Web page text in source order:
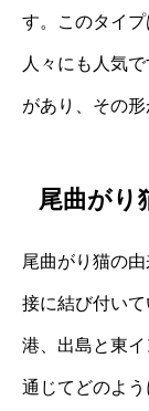
す。このタイ
人々にも人気
があり、その形
尾曲がり
尾曲がり猫の
接に結び付い
港、出島と東
通じてどのよ